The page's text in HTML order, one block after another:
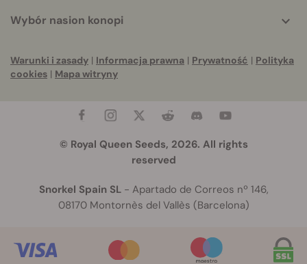
Wybór nasion konopi
Warunki i zasady | Informacja prawna | Prywatność | Polityka
cookies | Mapa witryny
© Royal Queen Seeds, 2026. All rights
reserved
Snorkel Spain SL- Apartado de Correos nº 146,
08170 Montornès del Vallès (Barcelona)